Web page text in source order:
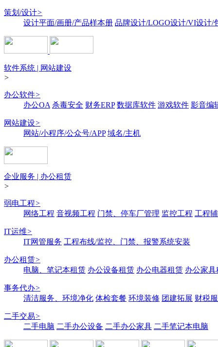
策划/设计>
设计平面/画册/产品样本册 品牌设计/LOGO设计/VI设计/
软件系统 | 网站建设
>
办公软件>
办公OA 杀毒安全 财务ERP 数据库软件 游戏软件 影音编
网站建设>
网站/小程序/公众号/APP 域名/主机
企业服务 | 办公租赁
>
弱电工程>
网络工程 音视频工程 门禁、停车厂管理 监控工程 工程
IT运维>
IT网管服务 工程布线/监控、门禁、报警系统安装
办公租赁>
电脑、笔记本租赁 办公设备租赁 办公电器租赁 办公家具
事务代办>
清洁服务、环境净化 体检套餐 环境装修 团建拓展 财税
二手交易>
二手电脑 二手办公设备 二手办公家具 二手笔记本电脑